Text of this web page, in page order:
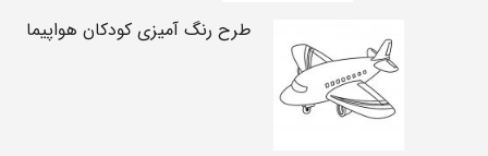
طرح رنگ آمیزی کودکان هواپیما